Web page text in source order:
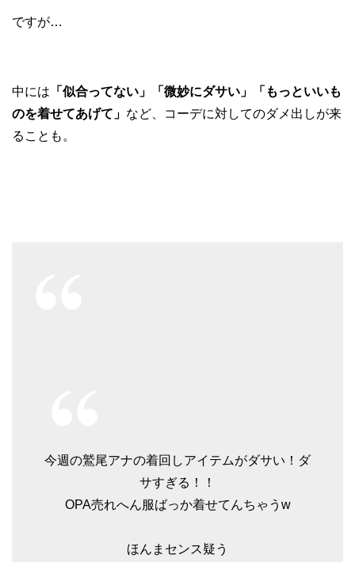
ですが…
中には 「似合ってない」「微妙にダサい」「もっといいも
のを着せてあげて」 など、コーデに対してのダメ出しが来
ることも。
今週の鷲尾アナの着回しアイテムがダサい！ダ
サすぎる！！
OPA売れへん服ばっか着せてんちゃうw
ほんまセンス疑う